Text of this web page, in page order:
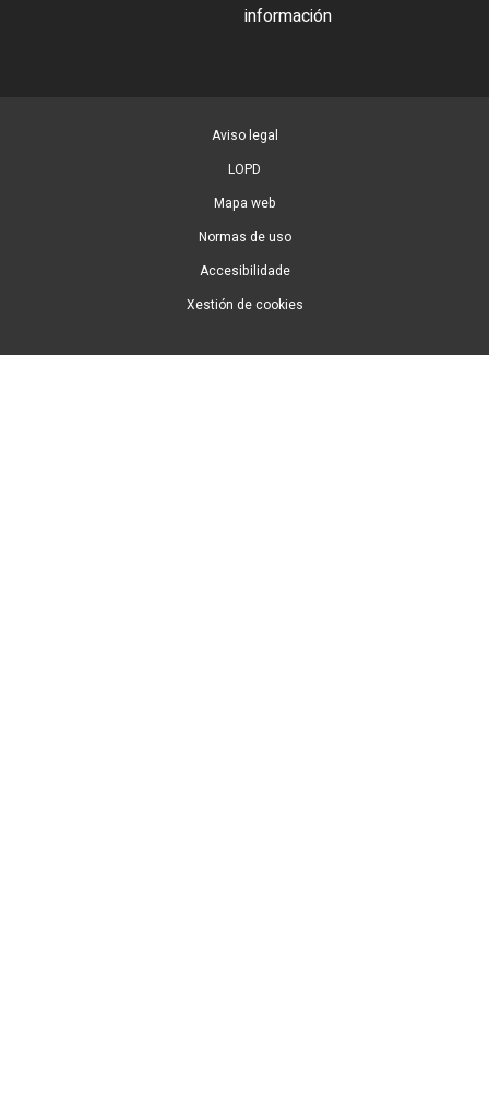
información
Aviso legal
LOPD
Mapa web
Normas de uso
Accesibilidade
Xestión de cookies